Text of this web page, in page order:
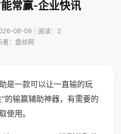
常赢-企业快讯
08-09｜阅读：2
者：盘丝网
是一款可以让一直输的玩
的输赢辅助神器，有需要的
使用。